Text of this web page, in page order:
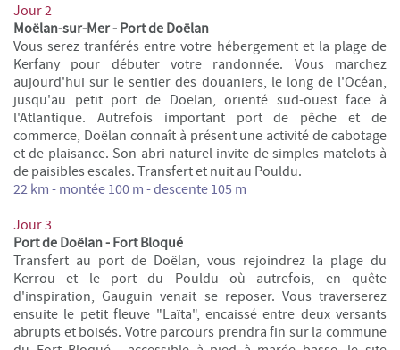
Jour 2
Moëlan-sur-Mer - Port de Doëlan
Vous serez tranférés entre votre hébergement et la plage de
Kerfany pour débuter votre randonnée. Vous marchez
aujourd'hui sur le sentier des douaniers, le long de l'Océan,
jusqu'au petit port de Doëlan, orienté sud-ouest face à
l'Atlantique. Autrefois important port de pêche et de
commerce, Doëlan connaît à présent une activité de cabotage
et de plaisance. Son abri naturel invite de simples matelots à
de paisibles escales. Transfert et nuit au Pouldu.
22 km - montée 100 m - descente 105 m
Jour 3
Port de Doëlan - Fort Bloqué
Transfert au port de Doëlan, vous rejoindrez la plage du
Kerrou et le port du Pouldu où autrefois, en quête
d'inspiration, Gauguin venait se reposer. Vous traverserez
ensuite le petit fleuve "Laïta", encaissé entre deux versants
abrupts et boisés. Votre parcours prendra fin sur la commune